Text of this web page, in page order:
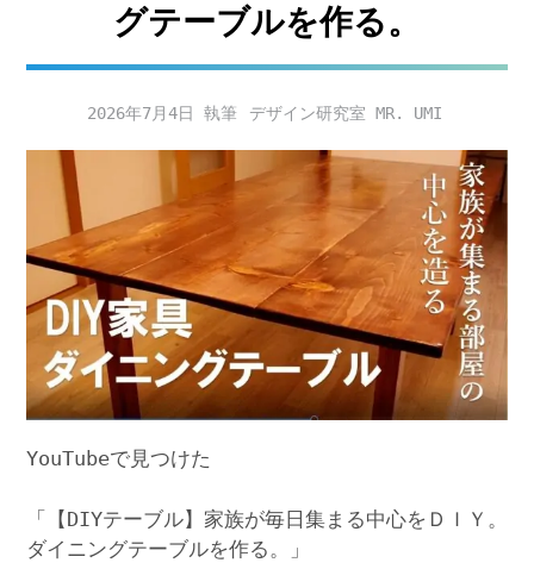
グテーブルを作る。
2026年7月4日 デザイン研究室 MR. UMI
YouTubeで見つけた
「【DIYテーブル】家族が毎日集まる中心をＤＩＹ。
ダイニングテーブルを作る。」